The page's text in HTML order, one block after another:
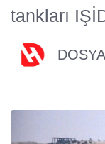
tankları